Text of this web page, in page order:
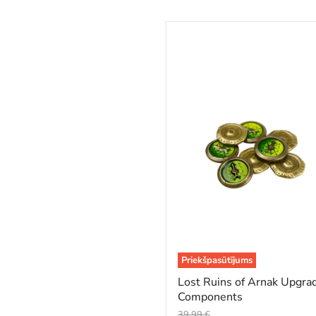
Priekšpasūtījums
Lost Ruins of Arnak
Components